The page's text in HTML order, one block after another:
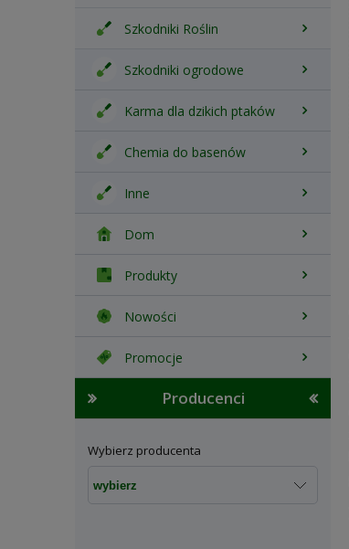
Szkodniki Roślin
Szkodniki ogrodowe
Karma dla dzikich ptaków
Chemia do basenów
Inne
Dom
Produkty
Nowości
Promocje
Producenci
Wybierz producenta